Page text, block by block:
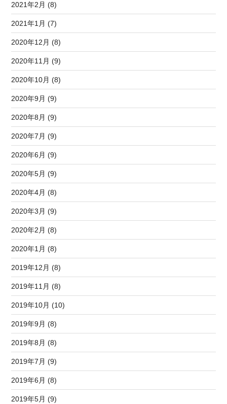
2021年2月 (8)
2021年1月 (7)
2020年12月 (8)
2020年11月 (9)
2020年10月 (8)
2020年9月 (9)
2020年8月 (9)
2020年7月 (9)
2020年6月 (9)
2020年5月 (9)
2020年4月 (8)
2020年3月 (9)
2020年2月 (8)
2020年1月 (8)
2019年12月 (8)
2019年11月 (8)
2019年10月 (10)
2019年9月 (8)
2019年8月 (8)
2019年7月 (9)
2019年6月 (8)
2019年5月 (9)